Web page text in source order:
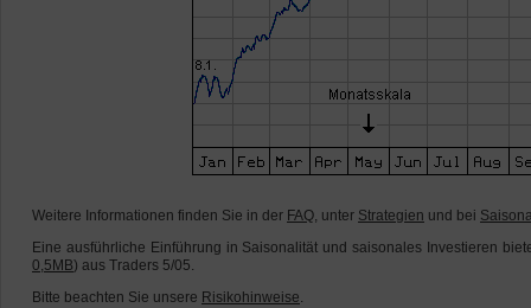
Weitere Informationen finden Sie in der FAQ, unter Strategien und bei
Eine ausführliche Einführung in Saisonalität und saisonales Investieren
0,5MB) aus Traders 5/05.
Bitte beachten Sie unsere Risikohinweise.